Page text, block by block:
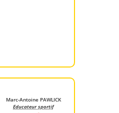
Marc-Antoine PAWLICK
Educateur sportif